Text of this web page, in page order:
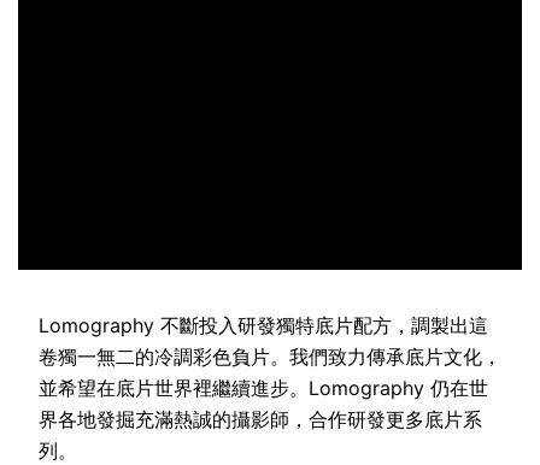
Lomography 不斷投入研發獨特底片配方，調製出這
卷獨一無二的冷調彩色負片。我們致力傳承底片文化，
並希望在底片世界裡繼續進步。Lomography 仍在世
界各地發掘充滿熱誠的攝影師，合作研發更多底片系
列。